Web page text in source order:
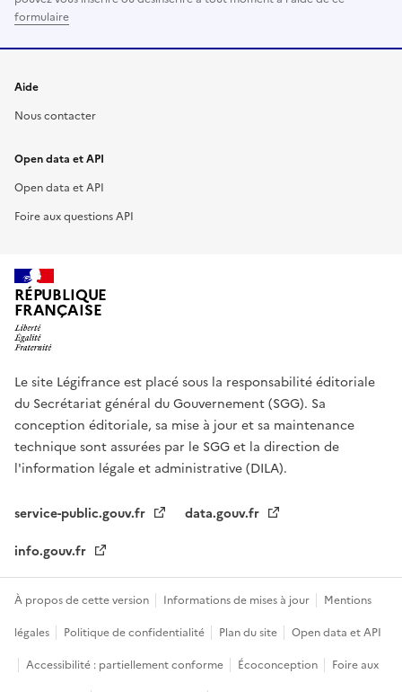
formulaire
Aide
Nous contacter
Open data et API
Open data et API
Foire aux questions API
RÉPUBLIQUE
FRANÇAISE
Le site Légifrance est placé sous la responsabilité éditoriale
du Secrétariat général du Gouvernement (SGG). Sa
conception éditoriale, sa mise à jour et sa maintenance
technique sont assurées par le SGG et la direction de
l'information légale et administrative (DILA).
service-public.gouv.fr
data.gouv.fr
info.gouv.fr
À propos de cette version Informations de mises à jour
Mentions
légales
Politique de confidentialité Plan du site
Open data et API
Accessibilité : partiellement conforme
Écoconception
Foire aux